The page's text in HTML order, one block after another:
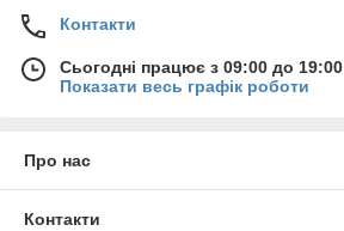
и
Контакти
Сьогодні працює з 09:00 до 19:00
Показати весь графік роботи
Про нас
Контакти